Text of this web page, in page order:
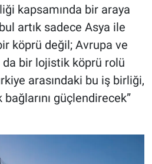
kapsamında bir araya
artık sadece Asya ile
köprü değil; Avrupa ve
da bir lojistik köprü rolü
arasındaki bu iş birliği,
güçlendirecek”